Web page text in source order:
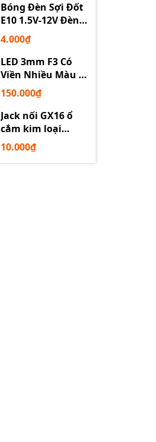
Bóng Đèn Sợi Đốt
E10 1.5V-12V Đèn
Thí Nghiệm STEM
4.000₫
LED 3mm F3 Có
Viền Nhiều Màu –
Trắng Đỏ Xanh
Dương Lục Vàng
150.000₫
Jack nối GX16 ổ
cắm kim loại
2/3/4/5/6P chuyên
dụng
10.000₫